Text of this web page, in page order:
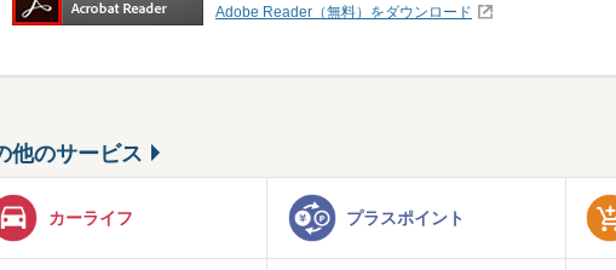
Adobe Reader（無料）をダウンロード
他のサービス
カーライフ プラスポイント